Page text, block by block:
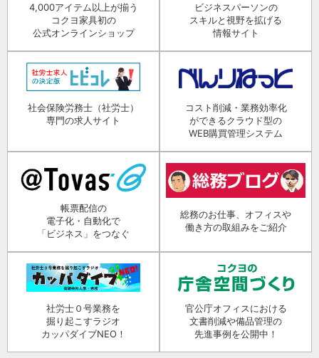
4,000アイテム以上が揃う
コクヨ家具初の
公式オンラインショップ
ビジネスパーソンの
スキルと視野を拡げる
情報サイト
社会保険労務士（社労士）
専門の求人サイト
コスト削減・業務効率化
ができるクラウド型の
WEB購買管理システム
帳票配信の
電子化・自動化で
「ビジネス」をつなぐ
総務のお仕事、オフィスや
働き方の取組みをご紹介
社労士０号業務を
掘り起こすラジオ
カッパダイブNEO！
官公庁オフィスにおける
文書削減や備品管理の
先進事例を公開中！